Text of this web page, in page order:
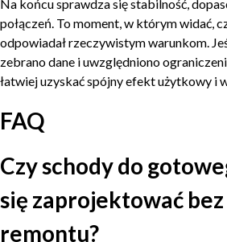
Na końcu sprawdza się stabilność,
połączeń. To moment, w którym widać,
odpowiadał rzeczywistym warunkom.
zebrano dane i uwzględniono
łatwiej uzyskać spójny efekt użytkowy i
FAQ
Czy schody do
się zaprojektować bez
remontu?